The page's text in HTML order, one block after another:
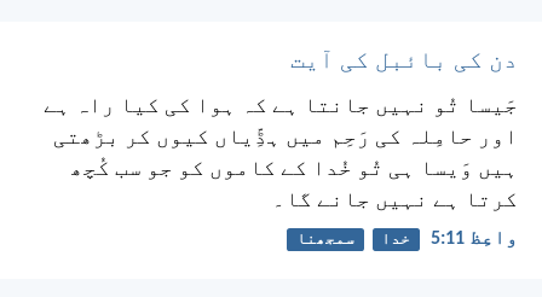
دن کی بائبل کی آیت
جَیسا تُو نہیں جانتا ہے کہ ہوا کی کیا راہ ہے
اور حامِلہ کی رَحِم میں ہڈِّیاں کیوں کر بڑھتی
ہیں وَیسا ہی تُو خُدا کے کاموں کو جو سب کُچھ
کرتا ہے نہیں جانے گا۔
واعِظ 11:‏5 خدا سمجھنا